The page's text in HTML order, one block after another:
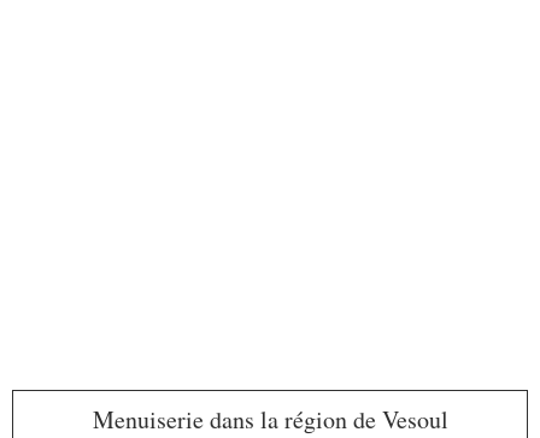
Menuiserie dans la région de Vesoul